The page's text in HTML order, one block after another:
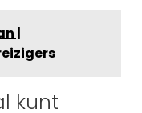
|
kunt